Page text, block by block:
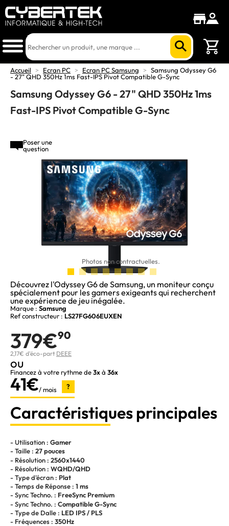
Accueil > Ecran PC > Ecran PC Samsung > Samsung Odyssey G6
- 27" QHD 350Hz 1ms Fast-IPS Pivot Compatible G-Sync
Samsung Odyssey G6 - 27" QHD 350Hz 1ms
Fast-IPS Pivot Compatible G-Sync
Poser une
question
Photos non contractuelles.
Découvrez l'Odyssey G6 de Samsung, un moniteur conçu
spécialement pour les gamers exigeants qui recherchent
une expérience de jeu inégalée.
Marque : Samsung
Ref constructeur : LS27FG606EUXEN
379€90
2,17€ d'éco-part DEEE
ou
Financez à votre rythme de3xà 36x
41€/ mois ?
Caractéristiques principales
- Utilisation : Gamer
- Taille : 27 pouces
- Résolution : 2560x1440
- Résolution : WQHD/QHD
- Type d'écran : Plat
- Temps de Réponse : 1 ms
- Sync Techno. : FreeSync Premium
- Sync Techno. : Compatible G-Sync
- Type de Dalle : LED IPS / PLS
- Fréquences : 350Hz